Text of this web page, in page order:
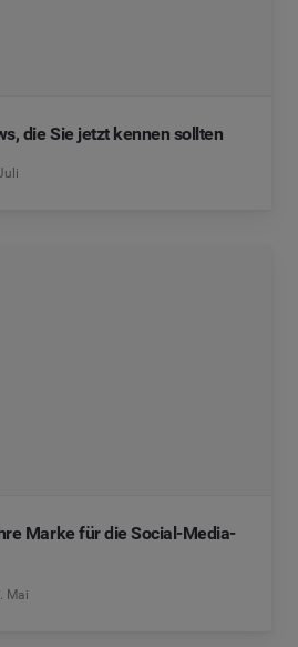
die Sie jetzt kennen sollten
Marke für die Social-Media-
Mai